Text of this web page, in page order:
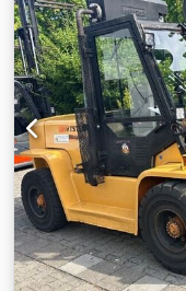
Mitsubishi Premia
einem
aus Baujahr 2023
Betriebsstunden
optisch in einem
einsatzbereit.
Djdozrw Hvjpfx Al
Baujahr: 2023
mm
Betriebsstunden:
1PT247835
Schutzarme